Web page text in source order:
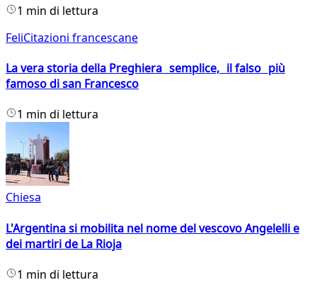
1 min di lettura
FeliCitazioni francescane
La vera storia della Preghiera semplice, il falso più
famoso di san Francesco
1 min di lettura
Chiesa
L'Argentina si mobilita nel nome del vescovo Angelelli e
dei martiri de La Rioja
1 min di lettura